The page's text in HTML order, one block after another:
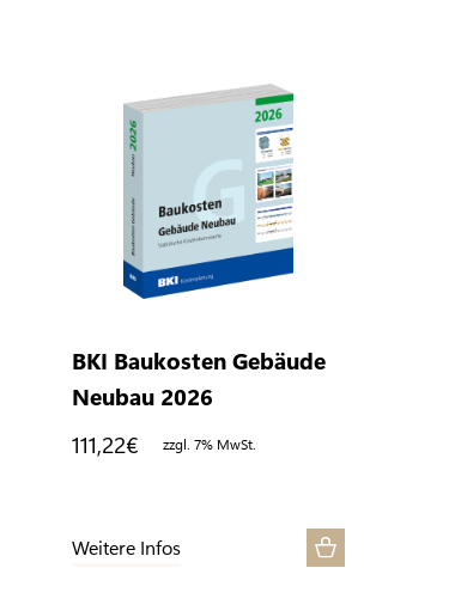
BKI Baukosten Gebäude
Neubau 2026
111,22€ zzgl. 7% MwSt.
Weitere Infos